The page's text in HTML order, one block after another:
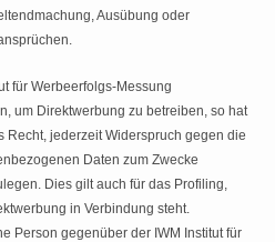
Ausübung oder
für Werbeerfolgs-Messung
um Direktwerbung zu betreiben, so hat
Recht, jederzeit Widerspruch gegen die
Daten zum Zwecke
Dies gilt auch für das Profiling,
in Verbindung steht.
Person gegenüber der IWM Institut für